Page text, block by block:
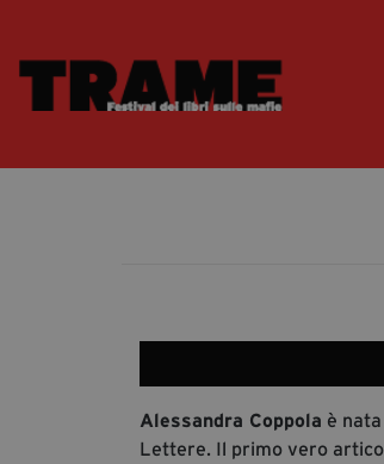
Alessandra Coppola è
Lettere. Il primo vero